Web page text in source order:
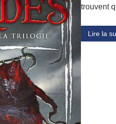
trouvent
Lire la